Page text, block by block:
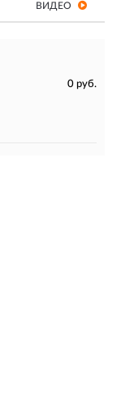
ВИДЕО
0 руб.